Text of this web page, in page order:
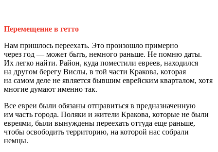
Перемещение в гетто
Нам пришлось переехать. Это произошло примерно
через год — может быть, немного раньше. Не помню даты.
Их легко найти. Район, куда поместили евреев, находился
на другом берегу Вислы, в той части Кракова, которая
на самом деле не является бывшим еврейским кварталом, хотя
многие думают именно так.
Все евреи были обязаны отправиться в предназначенную
им часть города. Поляки и жители Кракова, которые не были
евреями, были вынуждены переехать оттуда еще раньше,
чтобы освободить территорию, на которой нас собрали
немцы.